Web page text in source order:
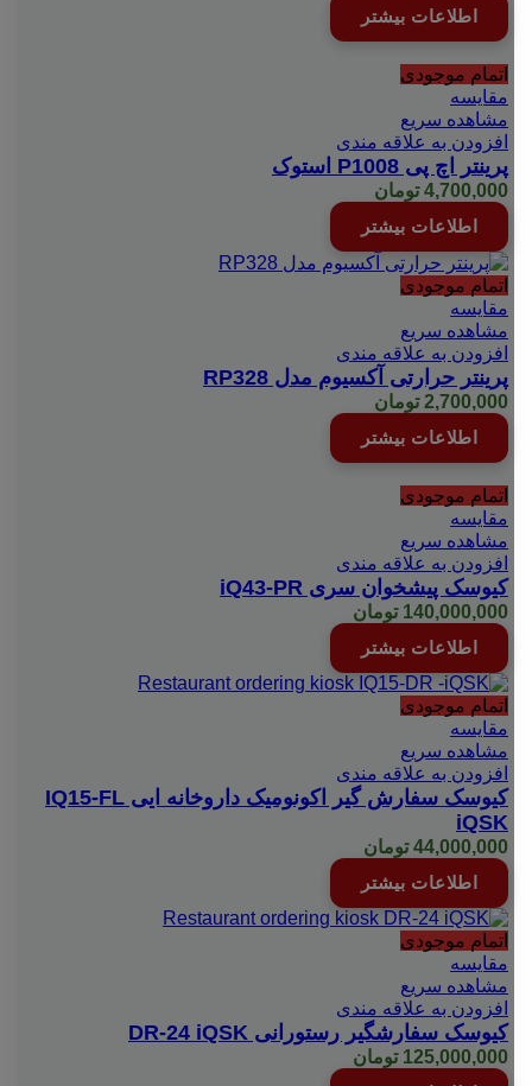
اطلاعات بیشتر
اتمام موجودی
مقایسه
مشاهده سریع
افزودن به علاقه مندی
پرینتر اچ پی P1008 استوک
4,700,000 تومان
اطلاعات بیشتر
اتمام موجودی
مقایسه
مشاهده سریع
افزودن به علاقه مندی
پرینتر حرارتی آکسیوم مدل RP328
2,700,000 تومان
اطلاعات بیشتر
اتمام موجودی
مقایسه
مشاهده سریع
افزودن به علاقه مندی
کیوسک پیشخوان سری iQ43-PR
140,000,000 تومان
اطلاعات بیشتر
اتمام موجودی
مقایسه
مشاهده سریع
افزودن به علاقه مندی
کیوسک سفارش گیر اکونومیک داروخانه ایی IQ15-FL
iQSK
44,000,000 تومان
اطلاعات بیشتر
اتمام موجودی
مقایسه
مشاهده سریع
افزودن به علاقه مندی
کیوسک سفارشگیر رستورانی DR-24 iQSK
125,000,000 تومان